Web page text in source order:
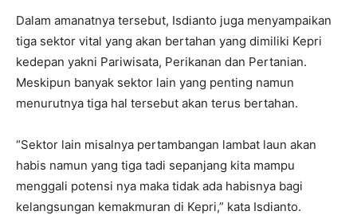
Dalam amanatnya tersebut, Isdianto juga menyampaikan
tiga sektor vital yang akan bertahan yang dimiliki Kepri
kedepan yakni Pariwisata, Perikanan dan Pertanian.
Meskipun banyak sektor lain yang penting namun
menurutnya tiga hal tersebut akan terus bertahan.
“Sektor lain misalnya pertambangan lambat laun akan
habis namun yang tiga tadi sepanjang kita mampu
menggali potensi nya maka tidak ada habisnya bagi
kelangsungan kemakmuran di Kepri,” kata Isdianto.